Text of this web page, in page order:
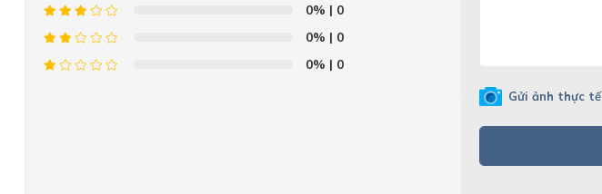
0% | 0
0% | 0
0% | 0
Gửi ảnh thực tế